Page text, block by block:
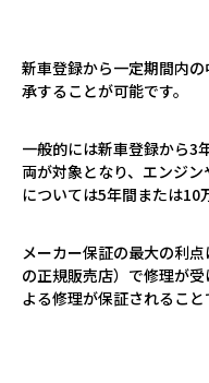
新車登録から一定期間内
承することが可能です。
一般的には新車登録から3
両が対象となり、エンジ
については5年間または10
メーカー保証の最大の利
の正規販売店）で修理が
よる修理が保証されること